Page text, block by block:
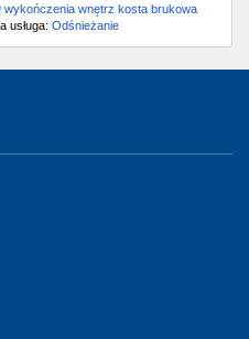
wykończenia wnętrz kosta brukowa
usługa: Odśnieżanie